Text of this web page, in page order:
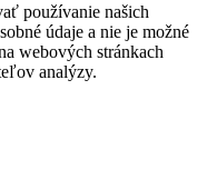
používanie našich
údaje a nie je možné
webových stránkach
analýzy.